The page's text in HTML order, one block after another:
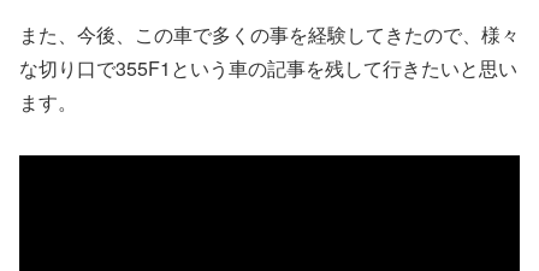
また、今後、この車で多くの事を経験してきたので、様々
な切り口で355F1という車の記事を残して行きたいと思い
ます。